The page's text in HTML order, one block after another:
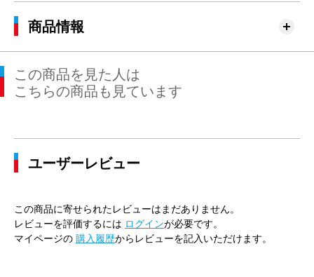
商品情報
この商品を見た人は
こちらの商品も見ています
ユーザーレビュー
この商品に寄せられたレビューはまだありません。
レビューを評価するには ログインが必要です。
マイページの 購入履歴からレビューを記入いただけます。